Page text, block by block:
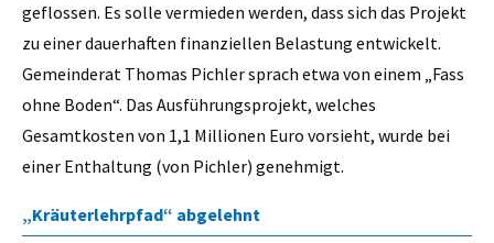
geflossen. Es solle vermieden werden, dass sich das Projekt
zu einer dauerhaften finanziellen Belastung entwickelt.
Gemeinderat Thomas Pichler sprach etwa von einem „Fass
ohne Boden“. Das Ausführungsprojekt, welches
Gesamtkosten von 1,1 Millionen Euro vorsieht, wurde bei
einer Enthaltung (von Pichler) genehmigt.
„Kräuterlehrpfad“ abgelehnt